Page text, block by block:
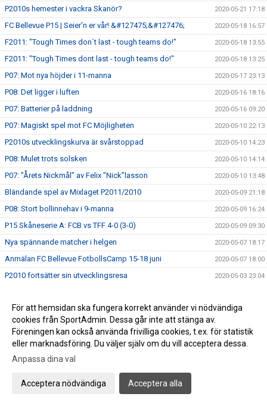
P2010s hemester i vackra Skanör? 2020-05-21 17:18
FC Bellevue P15 | Seier’n er vår! &#127475;&#127476; 2020-05-18 16:57
F2011: "Tough Times don´t last - tough teams do!" 2020-05-18 13:55
F2011: "Tough Times dont last - tough teams do!" 2020-05-18 13:25
P07: Mot nya höjder i 11-manna 2020-05-17 23:13
P08: Det ligger i luften 2020-05-16 18:16
P07: Batterier på laddning 2020-05-16 09:20
P07: Magiskt spel mot FC Möjligheten 2020-05-10 22:13
P2010s utvecklingskurva är svårstoppad 2020-05-10 14:23
P08: Mulet trots solsken 2020-05-10 14:14
P07: ”Årets Nickmål” av Felix ”Nick”lasson 2020-05-10 13:48
Bländande spel av Mixlaget P2011/2010 2020-05-09 21:18
P08: Stort bollinnehav i 9-manna 2020-05-09 16:24
P15 Skåneserie A: FCB vs TFF 4-0 (3-0) 2020-05-09 09:30
Nya spännande matcher i helgen 2020-05-07 18:17
Anmälan FC Bellevue FotbollsCamp 15-18 juni 2020-05-07 18:00
P2010 fortsätter sin utvecklingsresa 2020-05-03 23:04
P08: Visar olympisk klass 2020-05-03 15:29
F2011: Spelglädje mot Linero IF och hattrick av Nia
P07: Bländande ungdomsfotboll på 1:a maj 2020-05-01 22:35
Trevlig Valborg!
P07: Spelglädje mot FC Rosengård
P08: Släpp fotbollskillarna loss, det är vår!
För att hemsidan ska fungera korrekt använder vi nödvändiga
cookies från SportAdmin. Dessa går inte att stänga av.
Föreningen kan också använda frivilliga cookies, t.ex. för statistik
eller marknadsföring. Du väljer själv om du vill acceptera dessa.
Anpassa dina val
Acceptera nödvändiga Acceptera alla